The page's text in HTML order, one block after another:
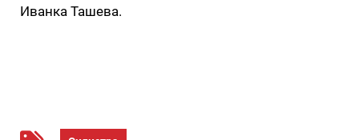
Иванка Ташева.